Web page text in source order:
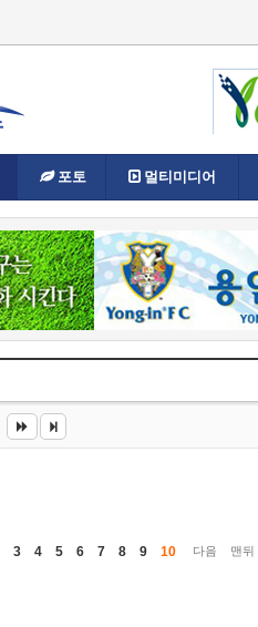
포토 멀티미디어
3 4 5 6 7 8 9 10 다음 맨뒤